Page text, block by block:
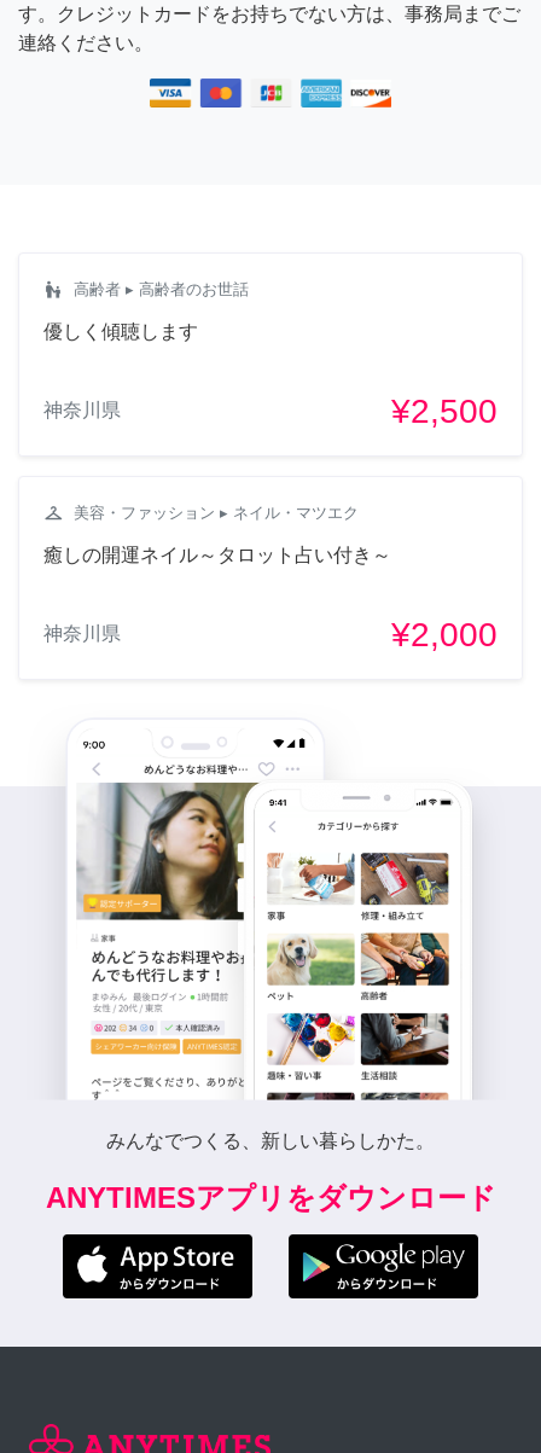
す。クレジットカードをお持ちでない方は、事務局までご
連絡ください。
escalator_warning 高齢者 ▸ 高齢者のお世話
優しく傾聴します
神奈川県 ¥2,500
checkroom 美容・ファッション ▸ ネイル・マツエク
癒しの開運ネイル～タロット占い付き～
神奈川県 ¥2,000
みんなでつくる、新しい暮らしかた。
ANYTIMESアプリをダウンロード